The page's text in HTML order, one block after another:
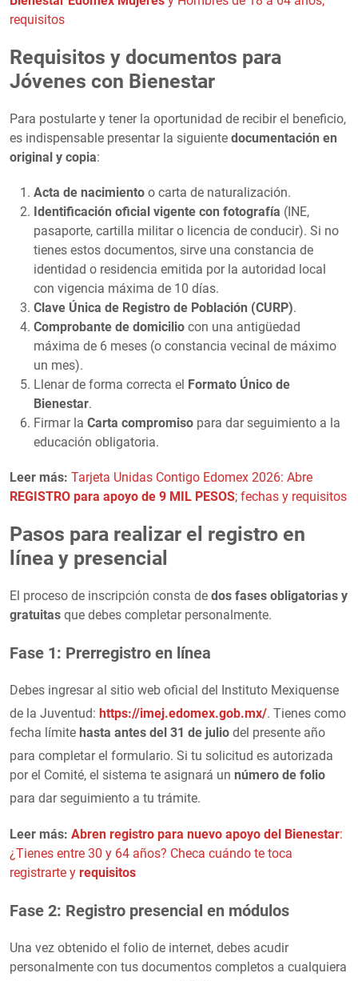
requisitos
Requisitos y documentos para
Jóvenes con Bienestar
Para postularte y tener la oportunidad de recibir el beneficio,
es indispensable presentar la siguiente documentación en
original y copia:
Acta de nacimiento o carta de naturalización.
Identificación oficial vigente con fotografía (INE,
pasaporte, cartilla militar o licencia de conducir). Si no
tienes estos documentos, sirve una constancia de
identidad o residencia emitida por la autoridad local
con vigencia máxima de 10 días.
Clave Única de Registro de Población (CURP).
Comprobante de domicilio con una antigüedad
máxima de 6 meses (o constancia vecinal de máximo
un mes).
Llenar de forma correcta el Formato Único de
Bienestar.
Firmar la Carta compromiso para dar seguimiento a la
educación obligatoria.
Leer más: Tarjeta Unidas Contigo Edomex 2026: Abre
REGISTRO para apoyo de 9 MIL PESOS; fechas y requisitos
Pasos para realizar el registro en
línea y presencial
El proceso de inscripción consta de dos fases obligatorias y
gratuitas que debes completar personalmente.
Fase 1: Prerregistro en línea
Debes ingresar al sitio web oficial del Instituto Mexiquense
de la Juventud: https://imej.edomex.gob.mx/. Tienes como
fecha límite hasta antes del 31 de julio del presente año
para completar el formulario. Si tu solicitud es autorizada
por el Comité, el sistema te asignará un número de folio
para dar seguimiento a tu trámite.
Leer más: Abren registro para nuevo apoyo del Bienestar:
¿Tienes entre 30 y 64 años? Checa cuándo te toca
registrarte y requisitos
Fase 2: Registro presencial en módulos
Una vez obtenido el folio de internet, debes acudir
personalmente con tus documentos completos a cualquiera